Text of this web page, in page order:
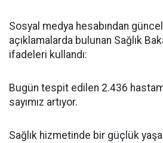
Sosyal medya hesabından
açıklamalarda bulunan Sağlık
ifadeleri kullandı:
Bugün tespit edilen 2.436
sayımız artıyor.
Sağlık hizmetinde bir güçlük